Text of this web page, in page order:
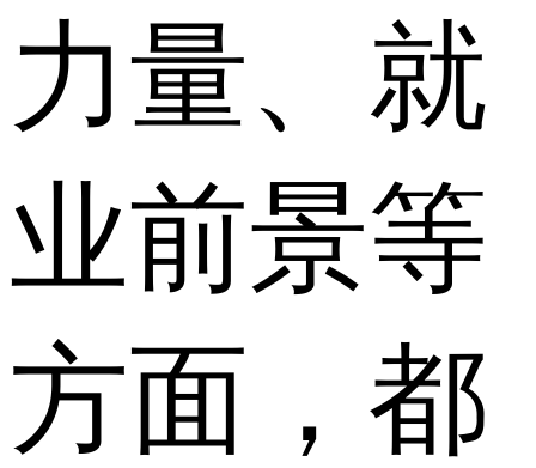
力量、就
业前景等
方面，都